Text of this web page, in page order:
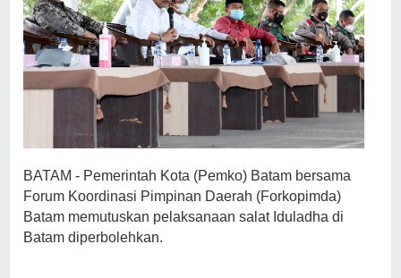
BATAM - Pemerintah Kota (Pemko) Batam bersama
Forum Koordinasi Pimpinan Daerah (Forkopimda)
Batam memutuskan pelaksanaan salat Iduladha di
Batam diperbolehkan.